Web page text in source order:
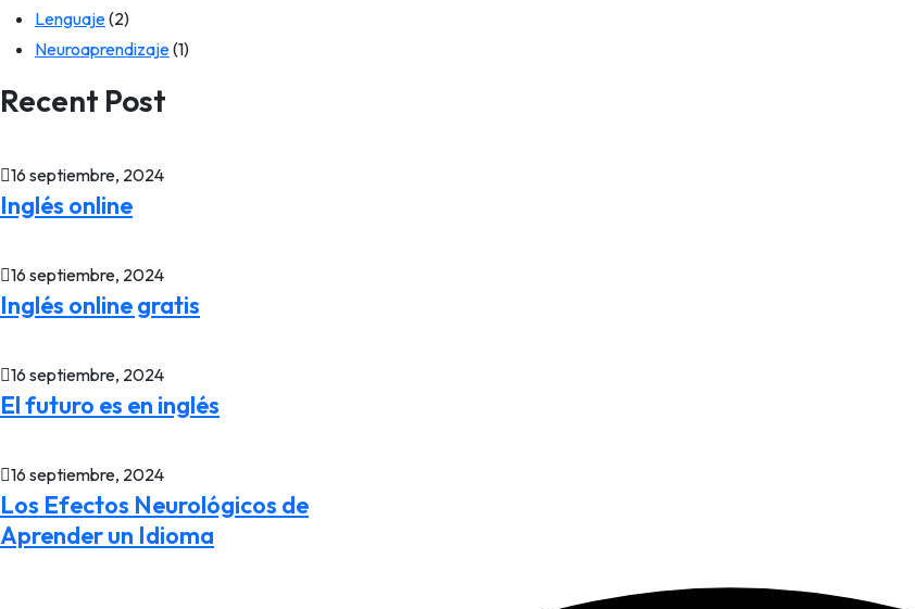
Lenguaje(2)
Neuroaprendizaje(1)
Recent Post
16 septiembre, 2024
Inglés online
16 septiembre, 2024
Inglés online gratis
16 septiembre, 2024
El futuro es en inglés
16 septiembre, 2024
Los Efectos Neurológicos de
Aprender un Idioma